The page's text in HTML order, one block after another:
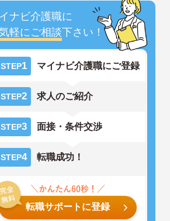
ナビ介護職に
軽にご相談下さい！
STEP1 マイナビ介護職にご登録
STEP2 求人のご紹介
STEP3 面接・条件交渉
STEP4 転職成功！
転職サポートに登録